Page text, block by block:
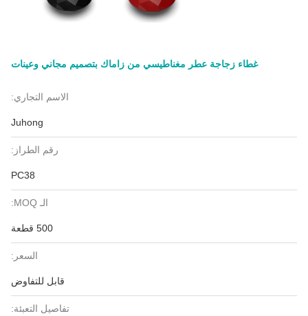
غطاء زجاجة عطر مغناطيسي من زاماك بتصميم مجاني وعينات
الاسم التجاري:
Juhong
رقم الطراز:
PC38
الـ MOQ:
500 قطعة
السعر:
قابل للتفاوض
تفاصيل التعبئة: